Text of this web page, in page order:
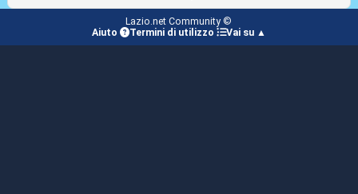
Lazio.net Community ©
Aiuto
Termini di utilizzo Vai su ▲